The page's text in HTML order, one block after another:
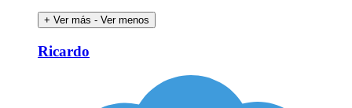
+ Ver más - Ver menos
Ricardo